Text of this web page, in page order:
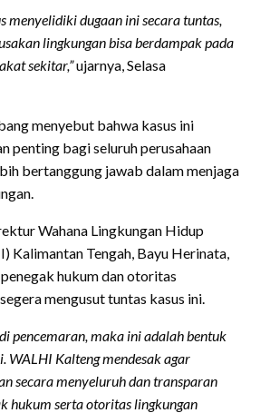
menyelidiki dugaan ini secara tuntas,
lingkungan bisa berdampak pada
sekitar,”ujarnya, Selasa
menyebut bahwa kasus ini
penting bagi seluruh perusahaan
bertanggung jawab dalam menjaga
Wahana Lingkungan Hidup
Kalimantan Tengah, Bayu Herinata,
hukum dan otoritas
mengusut tuntas kasus ini.
pencemaran, maka ini adalah bentuk
WALHI Kalteng mendesak agar
secara menyeluruh dan transparan
hukum serta otoritas lingkungan